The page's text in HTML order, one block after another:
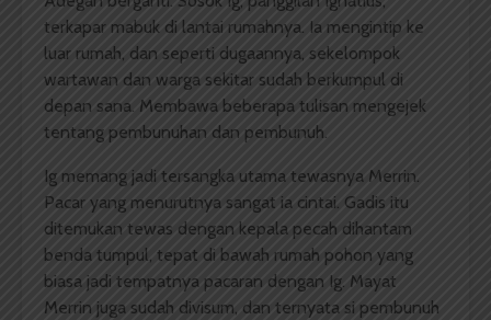
terkapar mabuk di lantai rumahnya. Ia mengintip ke
luar rumah, dan seperti dugaannya, sekelompok
wartawan dan warga sekitar sudah berkumpul di
depan sana. Membawa beberapa tulisan mengejek
tentang pembunuhan dan pembunuh.
Ig memang jadi tersangka utama tewasnya Merrin.
Pacar yang menurutnya sangat ia cintai. Gadis itu
ditemukan tewas dengan kepala pecah dihantam
benda tumpul, tepat di bawah rumah pohon yang
biasa jadi tempatnya pacaran dengan Ig. Mayat
Merrin juga sudah divisum, dan ternyata si pembunuh